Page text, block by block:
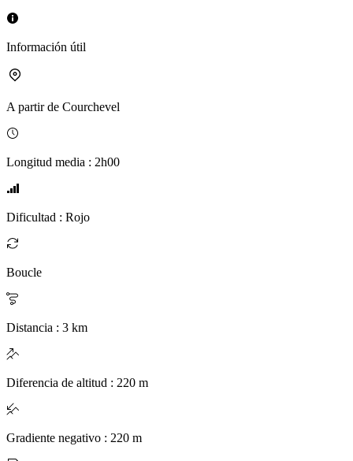
Información útil
A partir de Courchevel
Longitud media : 2h00
Dificultad : Rojo
Boucle
Distancia : 3 km
Diferencia de altitud : 220 m
Gradiente negativo : 220 m